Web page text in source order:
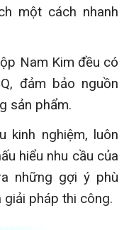
một cách nhanh
Nam Kim đều có
đảm bảo nguồn
sản phẩm.
kinh nghiệm, luôn
hiểu nhu cầu của
những gợi ý phù
giải pháp thi công.